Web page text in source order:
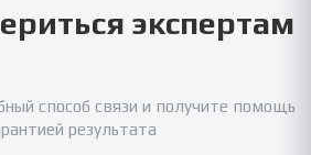
экспертам
способ связи и получите помощь
результата